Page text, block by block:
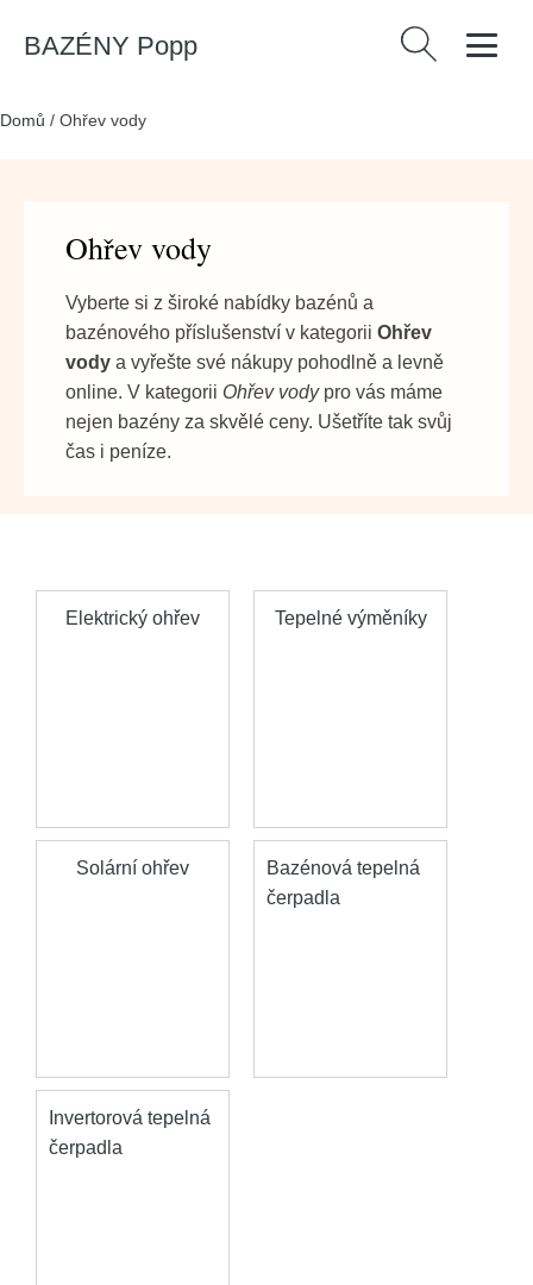
BAZÉNY Popp Vyhledávání
Domů / Ohřev vody
Ohřev vody
Vyberte si z široké nabídky bazénů a
bazénového příslušenství v kategorii Ohřev
vody a vyřešte své nákupy pohodlně a levně
online. V kategorii Ohřev vodypro vás máme
nejen bazény za skvělé ceny. Ušetříte tak svůj
čas i peníze.
Elektrický ohřev Tepelné výměníky
Solární ohřev
Bazénová tepelná
čerpadla
Invertorová tepelná
čerpadla